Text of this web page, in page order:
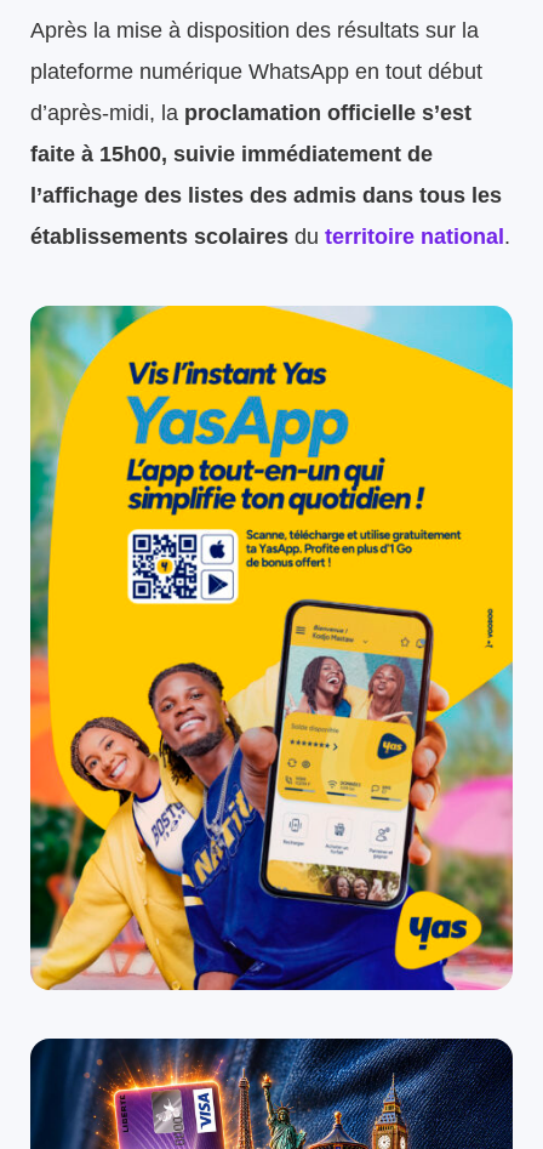
Après la mise à disposition des résultats sur la
plateforme numérique WhatsApp en tout début
d’après-midi, la proclamation officielle s’est
faite à 15h00, suivie immédiatement de
l’affichage des listes des admis dans tous les
établissements scolaires du territoire national .